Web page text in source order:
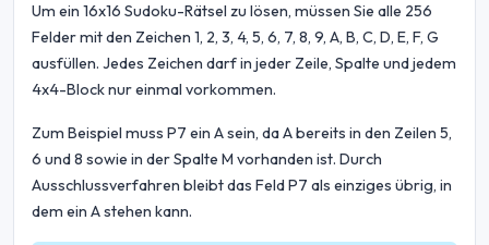
Um ein 16x16 Sudoku-Rätsel zu lösen, müssen Sie alle 256
Felder mit den Zeichen 1, 2, 3, 4, 5, 6, 7, 8, 9, A, B, C, D, E, F, G
ausfüllen. Jedes Zeichen darf in jeder Zeile, Spalte und jedem
4x4-Block nur einmal vorkommen.
Zum Beispiel muss P7 ein A sein, da A bereits in den Zeilen 5,
6 und 8 sowie in der Spalte M vorhanden ist. Durch
Ausschlussverfahren bleibt das Feld P7 als einziges übrig, in
dem ein A stehen kann.